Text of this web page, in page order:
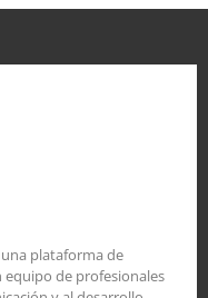
una plataforma de
de profesionales